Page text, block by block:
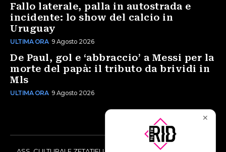
Fallo laterale, palla in autostrada e
incidente: lo show del calcio in
Uruguay
ULTIMA ORA 9 Agosto 2026
De Paul, gol e ‘abbraccio’ a Messi per la
morte del papà: il tributo da brividi in
Mls
ULTIMA ORA 9 Agosto 2026
✕